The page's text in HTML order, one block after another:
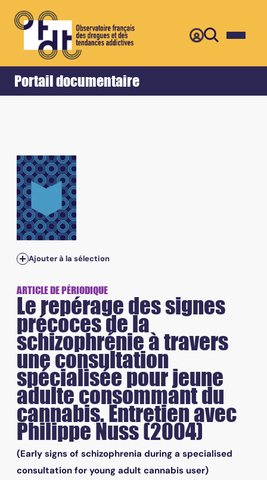
Portail documentaire
Accueil Retour
Ajouter à la sélection
ARTICLE DE PÉRIODIQUE
Le repérage des signes
précoces de la
schizophrénie à travers
une consultation
spécialisée pour jeune
adulte consommant du
cannabis. Entretien avec
Philippe Nuss (2004)
(Early signs of schizophrenia during a specialised
consultation for young adult cannabis user)